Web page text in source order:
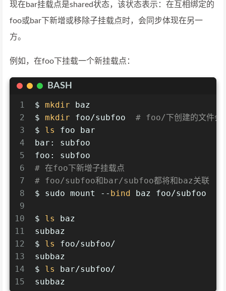
现在bar挂载点是shared状态，该状态表示：在互相绑定的
foo或bar下新增或移除子挂载点时，会同步体现在另一
方。
例如，在foo下挂载一个新挂载点：
BASH
1
2
3
4
5
6
7
8
9
10
11
12
13
14
15
$ mkdir baz
$ mkdir foo/subfoo # foo/下创建的文件会
$ ls
foo bar
bar: subfoo
foo: subfoo
# 在foo下新增子挂载点
# foo/subfoo和bar/subfoo都将和baz关联
$ sudo mount -- bind baz foo/subfoo
$ ls
baz
subbaz
$ ls
foo/subfoo/
subbaz
$ ls
bar/subfoo/
subbaz